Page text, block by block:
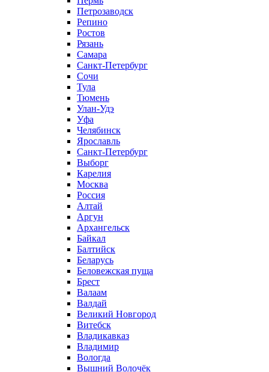
Петрозаводск
Репино
Ростов
Рязань
Самара
Санкт-Петербург
Сочи
Тула
Тюмень
Улан-Удэ
Уфа
Челябинск
Ярославль
Санкт-Петербург
Выборг
Карелия
Москва
Россия
Алтай
Аргун
Архангельск
Байкал
Балтийск
Беларусь
Беловежская пуща
Брест
Валаам
Валдай
Великий Новгород
Витебск
Владикавказ
Владимир
Вологда
Вышний Волочёк